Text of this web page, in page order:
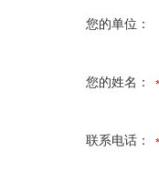
您的单位：
您的姓名：
联系电话：